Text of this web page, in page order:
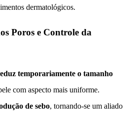
dermatológicos.
Poros e Controle da
temporariamente o tamanho
com aspecto mais uniforme.
de sebo, tornando-se um aliado